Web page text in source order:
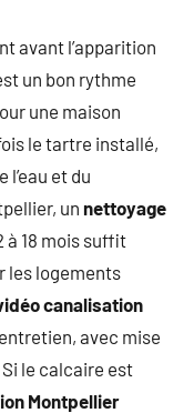
avant l’apparition
un bon rythme
une maison
le tartre installé,
et du
un nettoyage
à 18 mois suffit
les logements
canalisation
avec mise
le calcaire est
Montpellier